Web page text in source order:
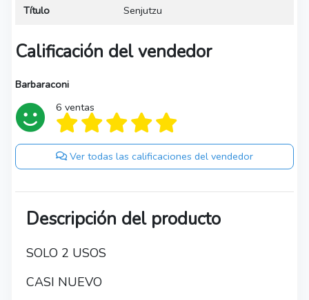
Título Senjutzu
Calificación del vendedor
Barbaraconi
6 ventas
Ver todas las calificaciones del vendedor
Descripción del producto
SOLO 2 USOS
CASI NUEVO